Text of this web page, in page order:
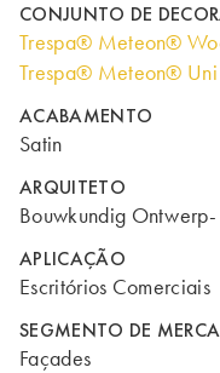
CONJUNTO DE
Trespa® Meteon®
Trespa® Meteon® Uni
ACABAMENTO
Satin
ARQUITETO
Bouwkundig
APLICAÇÃO
Escritórios Comerciais
SEGMENTO DE
Façades